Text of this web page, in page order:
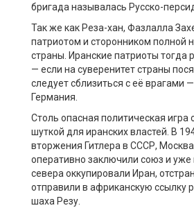
бригада называлась Русско-
Так же как Реза-хан, Фазлалла
патриотом и сторонником полной
страны. Иранские патриоты тогда
— если на суверенитет страны
следует сблизиться с её врагами
Германия.
Столь опасная политическая игра
шуткой для иранских властей. В
вторжения Гитлера в СССР,
оперативно заключили союз и уже
севера оккупировали Иран,
отправили в африканскую ссылку
шаха Резу.